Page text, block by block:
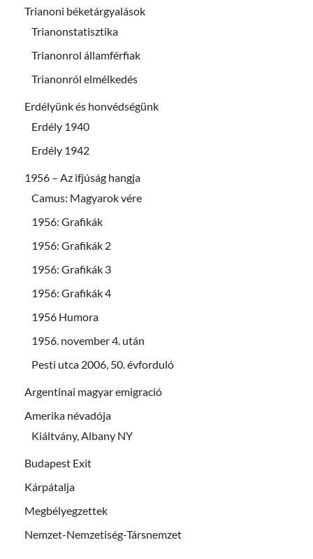
Trianoni béketárgyalások
Trianonstatisztika
Trianonrol államférfiak
Trianonról elmélkedés
Erdélyünk és honvédségünk
Erdély 1940
Erdély 1942
1956 – Az ifjúság hangja
Camus: Magyarok vére
1956: Grafikák
1956: Grafikák 2
1956: Grafikák 3
1956: Grafikák 4
1956 Humora
1956. november 4. után
Pesti utca 2006, 50. évforduló
Argentinai magyar emigració
Amerika névadója
Kiáltvány, Albany NY
Budapest Exit
Kárpátalja
Megbélyegzettek
Nemzet-Nemzetiség-Társnemzet